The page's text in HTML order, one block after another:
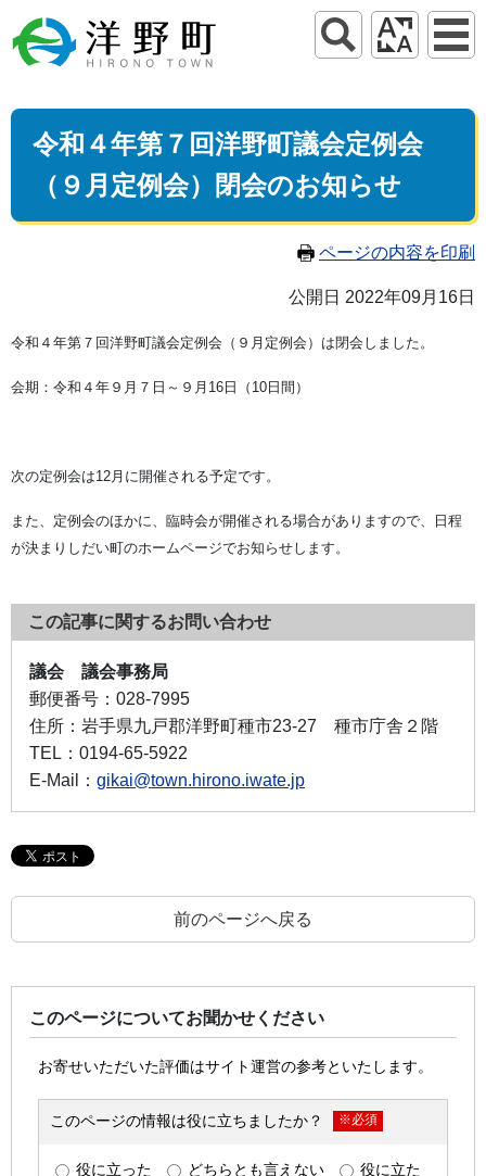
令和４年第７回洋野町議会定例会
（９月定例会）閉会のお知らせ
ページの内容を印刷
公開日 2022年09月16日
令和４年第７回洋野町議会定例会（９月定例会）は閉会しました。
会期：令和４年９月７日～９月16日（10日間）
次の定例会は12月に開催される予定です。
また、定例会のほかに、臨時会が開催される場合がありますので、日程
が決まりしだい町のホームページでお知らせします。
この記事に関するお問い合わせ
議会 議会事務局
郵便番号： 028-7995
住所： 岩手県九戸郡洋野町種市23-27 種市庁舎２階
TEL： 0194-65-5922
E-Mail： gikai@town.hirono.iwate.jp
前のページへ戻る
このページについてお聞かせください